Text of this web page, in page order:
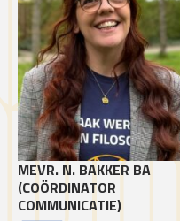
MEVR. N. BAKKER BA
(COÖRDINATOR
COMMUNICATIE)